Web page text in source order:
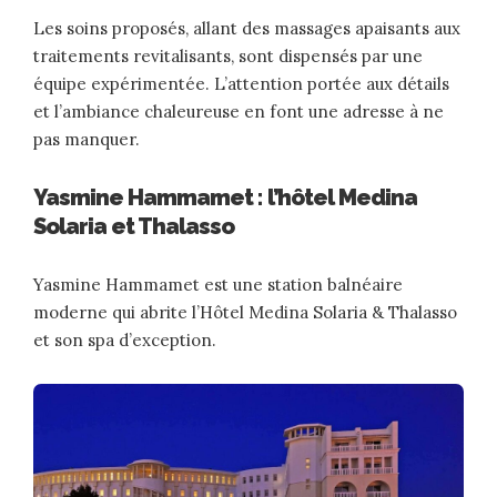
Les soins proposés, allant des massages apaisants aux
traitements revitalisants, sont dispensés par une
équipe expérimentée. L’attention portée aux détails
et l’ambiance chaleureuse en font une adresse à ne
pas manquer.
Yasmine Hammamet : l’hôtel Medina
Solaria et Thalasso
Yasmine Hammamet est une station balnéaire
moderne qui abrite l’Hôtel Medina Solaria & Thalasso
et son spa d’exception.